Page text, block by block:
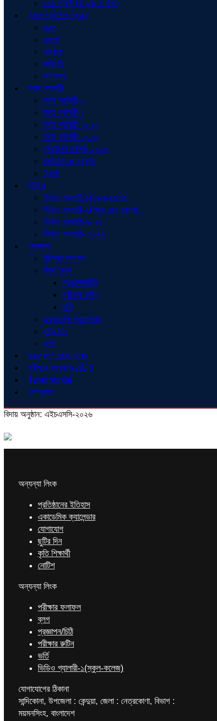
১০ম শ্রেণী (ক এবং খ শাখা)
সকল প্রতিষ্ঠান প্রধান
স্কুল
কলেজ
মাদ্রাসা
কারিগরি
অন্যান্য
ফটো গ্যালারী
ফটো গ্যালারী-১
ফটো গ্যালারী-২
ফটো গ্যালারী-২০২৫
ফটো গ্যালারী-২০২৬
বৃক্ষরোপণ কর্মসূচি-২০২৬
প্রতিষ্ঠান ও প্রকৃতি
ট্রেনিং
ভিডিও
ভিডিও গ্যালারী-১(স্কুল-কলেজ)
ভিডিও গ্যালারী-২(স্কুল এন্ড কলেজ)
ভিডিও গ্যালারী-২০২৫
ভিডিও গ্যালারী- ২০২৬
অন্যান্য
পরীক্ষার ফলাফল
সকল তথ্য
প্রজ্ঞাপন/চিঠি
পরীক্ষার রুটিন
ভর্তি
একাডেমিক ক্যালেন্ডার
ছুটির দিন
ব্লগ
গুরুত্বপূর্ণ ফোন নম্বর
পরীক্ষার ফলাফল-2025
Testimonial
যোগাযোগ
বিদায় অনুষ্ঠান: এইচএসসি-২০২৬
অন্যন্যা লিংক
প্রতিষ্ঠানের ইতিহাস
একাডেমিক ক্যালেন্ডার
যোগাযোগ
ছুটির দিন
কৃতি শিক্ষার্থী
নোটিশ
অন্যন্যা লিংক
পরীক্ষার ফলাফল
ব্লগ
প্রজ্ঞাপন/চিঠি
পরীক্ষার রুটিন
ভর্তি
ভিডিও গ্যালারী-১(স্কুল-কলেজ)
যোগাযোগের ঠিকানা
সান্দিকোনা, উপজেলা : কেন্দুয়া, জেলা : নেত্রকোণা, বিভাগ :
ময়মনসিংহ, বাংলাদেশ